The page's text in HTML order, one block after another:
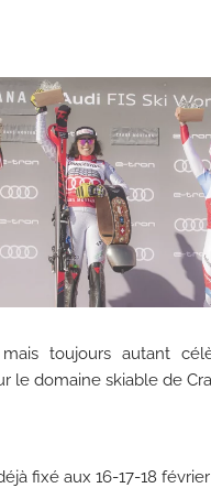
toujours autant
le domaine skiable de
fixé aux 16-17-18